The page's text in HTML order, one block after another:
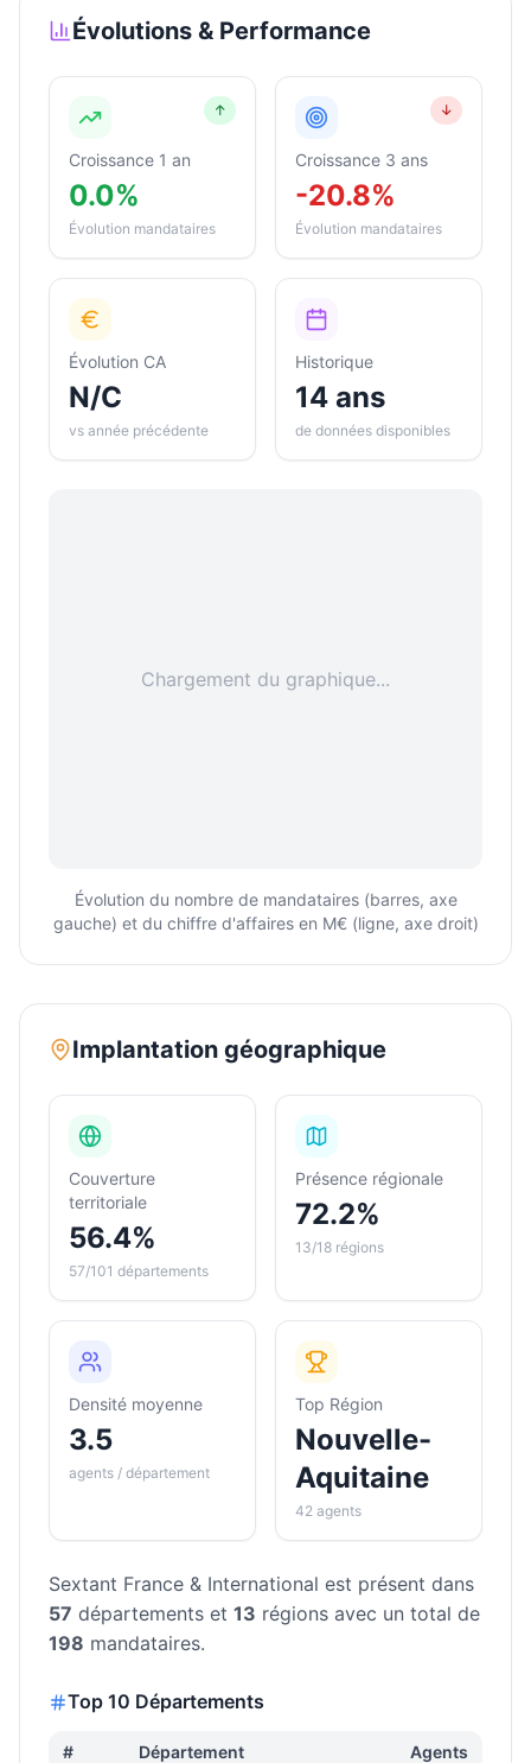
Évolutions & Performance
↑
Croissance 1 an
0.0%
Évolution mandataires
↓
Croissance 3 ans
-20.8%
Évolution mandataires
Évolution CA
N/C
vs année précédente
Historique
14 ans
de données disponibles
Chargement du graphique...
Évolution du nombre de mandataires (barres, axe
gauche) et du chiffre d'affaires en M€ (ligne, axe droit)
Implantation géographique
Couverture
territoriale
56.4%
57/101 départements
Présence régionale
72.2%
13/18 régions
Densité moyenne
3.5
agents / département
Top Région
Nouvelle-
Aquitaine
42 agents
Sextant France & International est présent dans
57 départements et 13 régions avec un total de
198 mandataires.
Top 10 Départements
# Département Agents